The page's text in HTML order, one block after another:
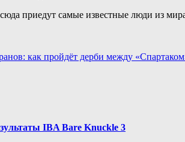
приедут самые известные люди из
как пройдёт дерби между
IBA Bare Knuckle 3